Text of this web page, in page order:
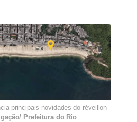
principais novidades do réveillon
Prefeitura do Rio